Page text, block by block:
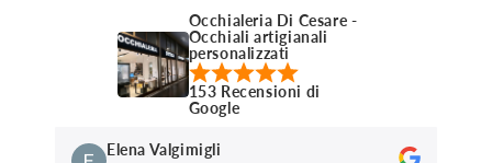
Occhialeria Di Cesare -
Occhiali artigianali
personalizzati
153 Recensioni di
Google
Elena Valgimigli